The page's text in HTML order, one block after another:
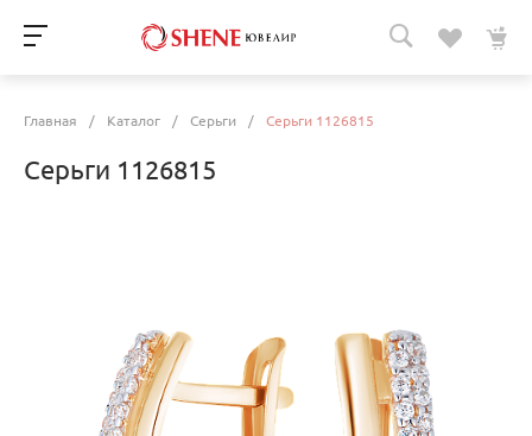
Главная / Каталог / Серьги / Серьги 1126815
Серьги 1126815